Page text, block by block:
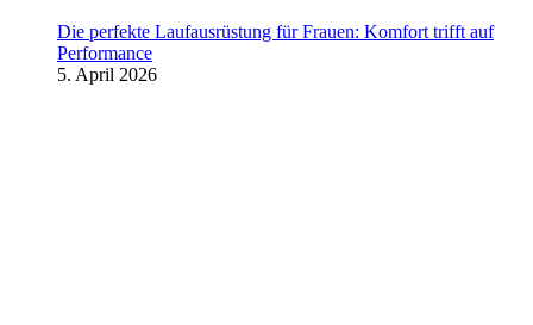
Die perfekte Laufausrüstung für Frauen: Komfort trifft auf
Performance
5. April 2026